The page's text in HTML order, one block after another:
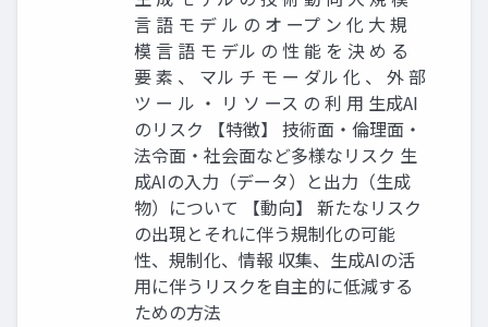
言 語 モ デ ル の オ ープ ン 化 大 規
模 言 語 モ デル の 性 能 を 決 め る
要 素 、 マル チ モ ー ダル 化 、 外 部
ツ ー ル ・ リ ソ ース の 利 用 生成AI
のリスク 【特徴】 技術面・倫理面・
法令面・社会面など多様なリスク 生
成AIの入力（データ）と出力（生成
物）について 【動向】 新たなリスク
の出現とそれに伴う規制化の可能
性、規制化、情報 収集、生成AIの活
用に伴うリスクを自主的に低減する
ための方法